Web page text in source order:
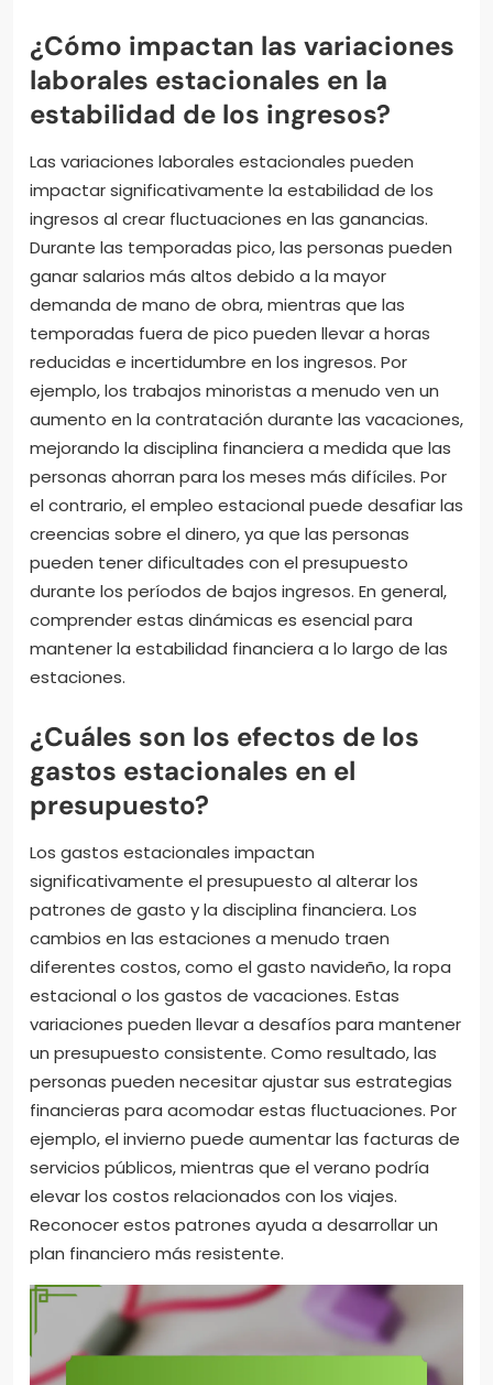
¿Cómo impactan las variaciones
laborales estacionales en la
estabilidad de los ingresos?
Las variaciones laborales estacionales pueden
impactar significativamente la estabilidad de los
ingresos al crear fluctuaciones en las ganancias.
Durante las temporadas pico, las personas pueden
ganar salarios más altos debido a la mayor
demanda de mano de obra, mientras que las
temporadas fuera de pico pueden llevar a horas
reducidas e incertidumbre en los ingresos. Por
ejemplo, los trabajos minoristas a menudo ven un
aumento en la contratación durante las vacaciones,
mejorando la disciplina financiera a medida que las
personas ahorran para los meses más difíciles. Por
el contrario, el empleo estacional puede desafiar las
creencias sobre el dinero, ya que las personas
pueden tener dificultades con el presupuesto
durante los períodos de bajos ingresos. En general,
comprender estas dinámicas es esencial para
mantener la estabilidad financiera a lo largo de las
estaciones.
¿Cuáles son los efectos de los
gastos estacionales en el
presupuesto?
Los gastos estacionales impactan
significativamente el presupuesto al alterar los
patrones de gasto y la disciplina financiera. Los
cambios en las estaciones a menudo traen
diferentes costos, como el gasto navideño, la ropa
estacional o los gastos de vacaciones. Estas
variaciones pueden llevar a desafíos para mantener
un presupuesto consistente. Como resultado, las
personas pueden necesitar ajustar sus estrategias
financieras para acomodar estas fluctuaciones. Por
ejemplo, el invierno puede aumentar las facturas de
servicios públicos, mientras que el verano podría
elevar los costos relacionados con los viajes.
Reconocer estos patrones ayuda a desarrollar un
plan financiero más resistente.